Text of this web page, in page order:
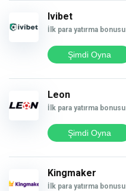
Ivibet
İlk para yatırma bonusu
Şimdi Oyna
Leon
İlk para yatırma bonusu
Şimdi Oyna
Kingmaker
İlk para yatırma bonusu